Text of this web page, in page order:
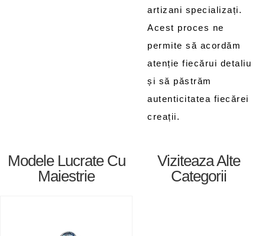
artizani specializați.
Acest proces ne
permite să acordăm
atenție fiecărui detaliu
și să păstrăm
autenticitatea fiecărei
creații.
Modele Lucrate Cu
Maiestrie
Viziteaza Alte
Categorii